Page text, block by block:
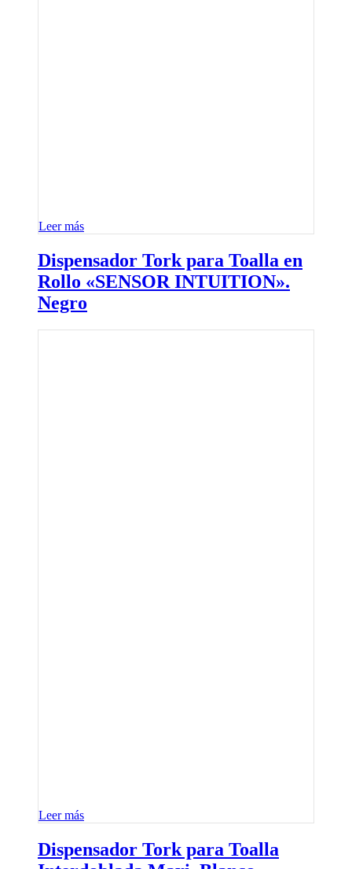
Leer más
Dispensador Tork para Toalla en
Rollo «SENSOR INTUITION».
Negro
Leer más
Dispensador Tork para Toalla